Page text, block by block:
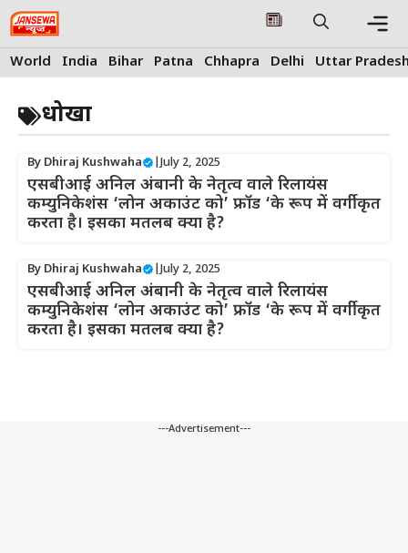
Skip
to
content
World India Bihar Patna Chhapra Delhi Uttar
धोखा
By Dhiraj Kushwaha July 2, 2025
एसबीआई अनिल अंबानी के नेतृत्व वाले रिलायंस
कम्युनिकेशंस ‘लोन अकाउंट को’ फ्रॉड ‘के रूप में वर्गीकृत
करता है। इसका मतलब क्या है?
By Dhiraj Kushwaha July 2, 2025
एसबीआई अनिल अंबानी के नेतृत्व वाले रिलायंस
कम्युनिकेशंस ‘लोन अकाउंट को’ फ्रॉड ‘के रूप में वर्गीकृत
करता है। इसका मतलब क्या है?
---Advertisement---